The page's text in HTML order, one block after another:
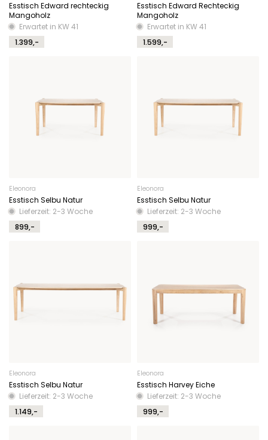
Esstisch Edward rechteckig
Mangoholz
Erwartet in KW 41
1.399,-
Esstisch Edward Rechteckig
Mangoholz
Erwartet in KW 41
1.599,-
Eleonora
Esstisch Selbu Natur
Lieferzeit: 2-3 Woche
899,-
Eleonora
Esstisch Selbu Natur
Lieferzeit: 2-3 Woche
999,-
Eleonora
Esstisch Selbu Natur
Lieferzeit: 2-3 Woche
1.149,-
Eleonora
Esstisch Harvey Eiche
Lieferzeit: 2-3 Woche
999,-